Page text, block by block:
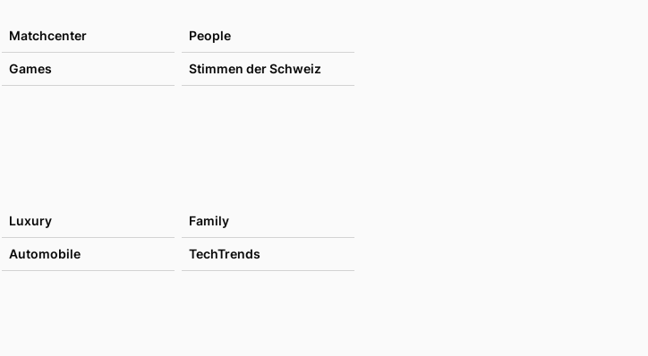
Matchcenter People
Games Stimmen der Schweiz
Luxury Family
Automobile TechTrends